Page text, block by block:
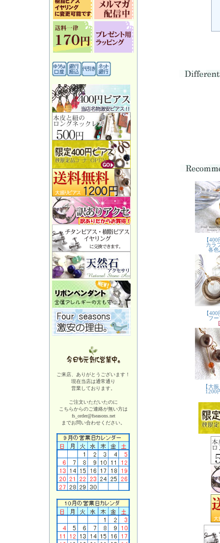
ご来店、ありがとうございます！
現在当店は通常通り
営業しております。
ご注文いただいたのに
こちらからのご連絡が無い方は
fs_order@fseasons.net
までお問い合わせください。